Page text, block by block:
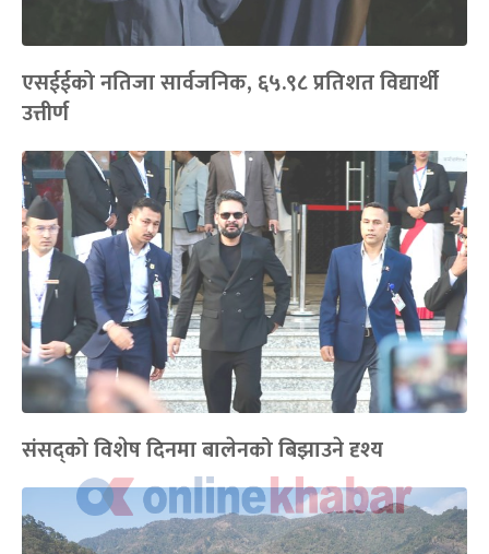
एसईईको नतिजा सार्वजनिक, ६५.९८ प्रतिशत विद्यार्थी
उत्तीर्ण
संसद्को विशेष दिनमा बालेनको बिझाउने दृश्य